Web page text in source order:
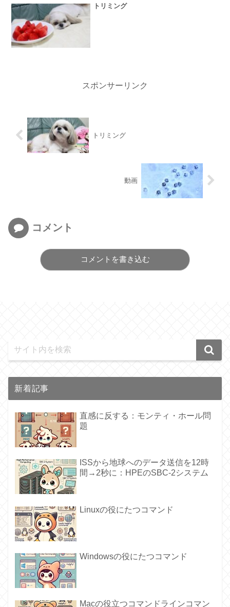
トリミング
スポンサーリンク
トリミング
動画
コメント
コメントを書き込む
新着記事
直感に反する：モンティ・ホール問
題
ISSから地球へのデータ送信を12時
間→2秒に：HPEのSBC-2システム
Linuxの役にたつコマンド
Windowsの役にたつコマンド
Macの役立つコマンドラインコマン